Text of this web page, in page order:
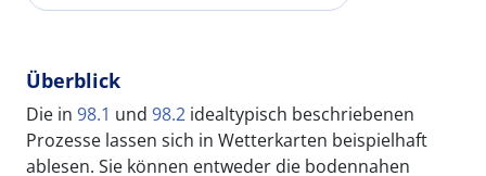
Überblick
Die in 98.1 und 98.2 idealtypisch beschriebenen
Prozesse lassen sich in Wetterkarten beispielhaft
ablesen. Sie können entweder die bodennahen